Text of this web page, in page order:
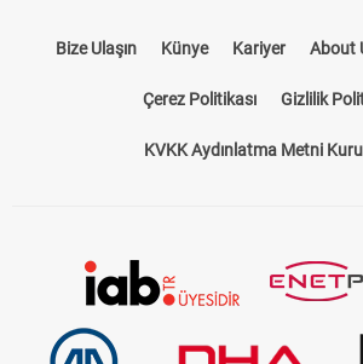
Bize Ulaşın Künye Kariyer About
Çerez Politikası Gizlilik
KVKK Aydınlatma Metni